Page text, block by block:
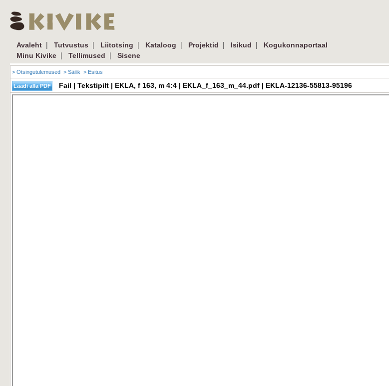
Avaleht | Tutvustus | Liitotsing | Kataloog | Projektid | Isikud |
Kogukonnaportaal
Minu Kivike | Tellimused | Sisene
> Otsingutulemused > Säilik > Esitus
Fail | Tekstipilt | EKLA, f 163, m 4:4 | EKLA_f_163_m_44.pdf | EKLA-12136-55813-95196